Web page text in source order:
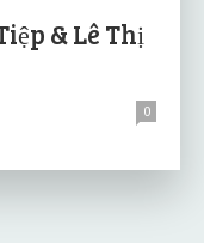
& Lê Thị
0